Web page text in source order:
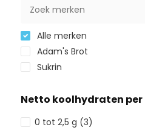
Alle merken
Adam's Brot
Sukrin
Netto koolhydraten
0 tot 2,5 g (3)